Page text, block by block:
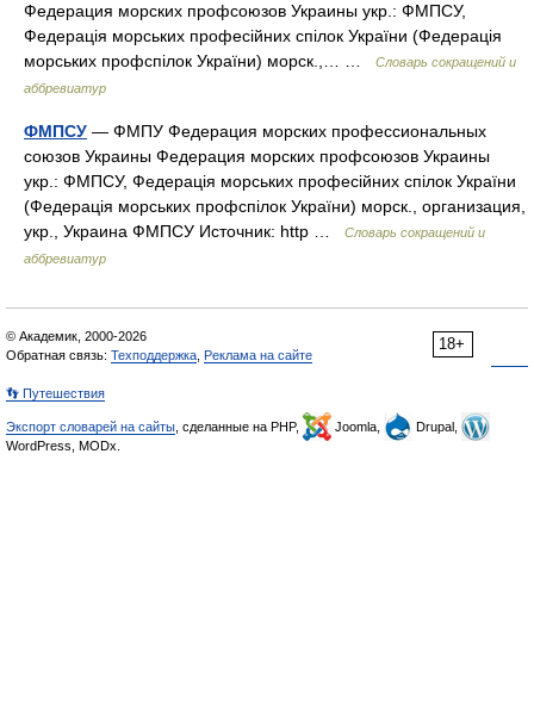
Федерация морских профсоюзов Украины укр.: ФМПСУ,
Федерація морських професійних спілок України (Федерація
морських профспілок України) морск.,… …
Словарь сокращений и
аббревиатур
ФМПСУ — ФМПУ Федерация морских профессиональных
союзов Украины Федерация морских профсоюзов Украины
укр.: ФМПСУ, Федерація морських професійних спілок України
(Федерація морських профспілок України) морск., организация,
укр., Украина ФМПСУ Источник: http …
Словарь сокращений и
аббревиатур
18+
© Академик, 2000-2026
Обратная связь: Техподдержка Реклама на сайте
👣 Путешествия
Экспорт словарей на сайты , сделанные на PHP, Joomla,
Drupal,
WordPress, MODx.